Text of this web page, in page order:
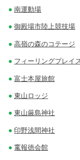
南運動場
御殿場市陸上競技場
高嶺の森のコテージ
フィーリングプレイ
富士本屋旅館
東山ロッジ
東山厳島神社
印野浅間神社
竃報徳会館